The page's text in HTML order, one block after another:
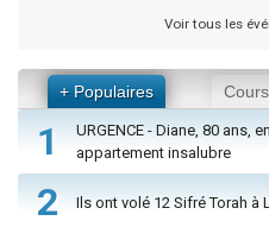
Voir tous les
+ Populaires Cours
1
URGENCE - Diane, 80 ans,
appartement insalubre
2 Ils ont volé 12 Sifré Torah à